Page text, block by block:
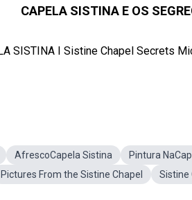
CAPELA SISTINA E OS
SISTINA I Sistine Chapel Secrets
AfrescoCapela Sistina Pintura
Pictures From the Sistine Chapel Sistine